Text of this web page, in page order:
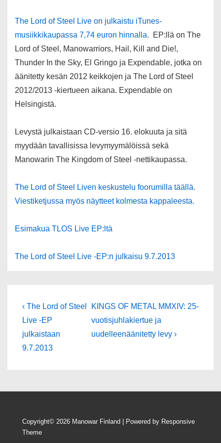
The Lord of Steel Live on julkaistu iTunes-
musiikkikaupassa 7,74 euron hinnalla.
EP:llä on The
Lord of Steel, Manowarriors, Hail, Kill and Die!,
Thunder In the Sky, El Gringo ja Expendable, jotka on
äänitetty kesän 2012 keikkojen ja The Lord of Steel
2012/2013 -kiertueen aikana. Expendable on
Helsingistä.
Levystä julkaistaan CD-versio 16. elokuuta ja sitä
myydään tavallisissa levymyymälöissä sekä
Manowarin The Kingdom of Steel -nettikaupassa.
The Lord of Steel Liven keskustelu foorumilla täällä.
Viestiketjussa myös näytteet kolmesta kappaleesta.
Esimakua TLOS Live EP:ltä
The Lord of Steel Live -EP:n julkaisu 9.7.2013
Artikkelien
selaus
Edellinen
‹ The Lord of Steel
Live -EP
julkaistaan
9.7.2013
Seuraava
artikkeli
KINGS OF METAL MMXIV: 25-
vuotisjuhlakiertue ja
uudelleenäänitetty levy ›
Copyright© 2026 Manowar Finland | Powered by Responsive
Theme